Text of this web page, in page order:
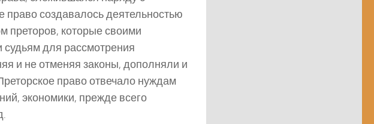
право создавалось деятельностью
преторов, которые своими
для рассмотрения
и не отменяя законы, дополняли и
право отвечало нуждам
экономики, прежде всего